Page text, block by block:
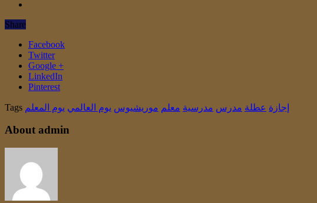
Share
Facebook
Twitter
Google +
LinkedIn
Pinterest
Tags إجازة عطلة مدرس مدرسية معلم موريشيوس يوم العالمي يوم المعلم
About admin